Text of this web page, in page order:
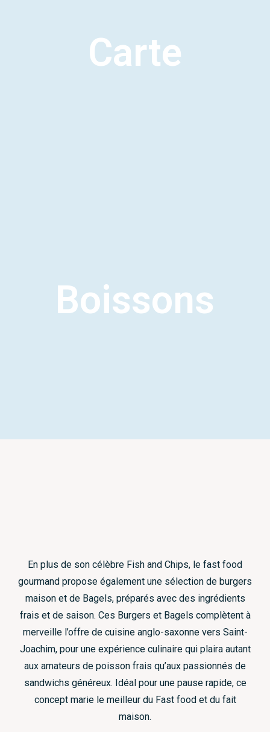
Carte
Boissons
En plus de son célèbre Fish and Chips, le fast food
gourmand propose également une sélection de burgers
maison et de Bagels, préparés avec des ingrédients
frais et de saison. Ces Burgers et Bagels complètent à
merveille l’offre de cuisine anglo-saxonne vers Saint-
Joachim, pour une expérience culinaire qui plaira autant
aux amateurs de poisson frais qu’aux passionnés de
sandwichs généreux. Idéal pour une pause rapide, ce
concept marie le meilleur du Fast food et du fait
maison.